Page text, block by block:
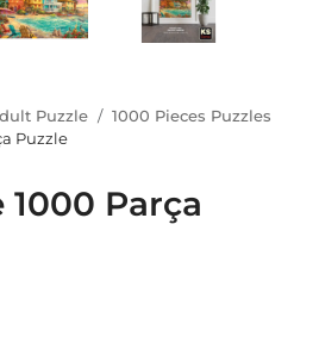
Puzzle
1000 Pieces Puzzles
Puzzle
Parça